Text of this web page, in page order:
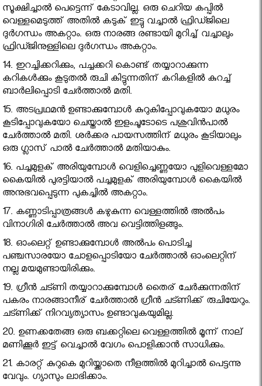
സൂക്ഷിച്ചാല്‍ പെട്ടെന്ന് കേടാവില്ല. ഒരു ചെറിയ കപ്പില്‍
വെള്ളമെടുത്ത് അതില്‍ കടുക് ഇട്ടു വച്ചാല്‍ ഫ്രിഡ്ജിലെ
ദുര്‍ഗന്ധം അകറ്റാം. ഒരു നാരങ്ങ രണ്ടായി മുറിച്ച് വച്ചാലും
ഫ്രിഡ്ജിനുള്ളിലെ ദുര്‍ഗന്ധം അകറ്റാം.
14. ഇറച്ചിക്കറിക്കും, പച്ചക്കറി കൊണ്ട് തയ്യാറാക്കുന്ന
കറികള്‍ക്കും കൂടുതല്‍ രുചി കിട്ടുന്നതിന് കറികളില്‍ കുറച്ച്
ബാര്‍ലിപ്പൊടി ചേര്‍ത്താല്‍ മതി.
15. അടപ്രഥമന്‍ ഉണ്ടാക്കുമ്പോള്‍ കുറുകിപ്പോവുകയോ മധുരം
കൂടിപ്പോവുകയോ ചെയ്താല്‍ ഇളംചൂടോടെ പശുവിന്‍പാല്‍
ചേര്‍ത്താല്‍ മതി. ശര്‍ക്കര പായസത്തിന് മധുരം കൂടിയാലും
ഒരു ഗ്ലാസ് പാല്‍ ചേര്‍ത്താല്‍ മതിയാകും.
16. പച്ചമുളക് അരിയുമ്പോള്‍ വെളിച്ചെണ്ണയോ പുളിവെള്ളമോ
കൈയില്‍ പുരട്ടിയാല്‍ പച്ചമുളക് അരിയുമ്പോള്‍ കൈയില്‍
അനുഭവപ്പെടുന്ന പുകച്ചില്‍ അകറ്റാം.
17. കണ്ണാടിപ്പാത്രങ്ങള്‍ കഴുകുന്ന വെള്ളത്തില്‍ അല്‍പം
വിനാഗിരി ചേര്‍ത്താല്‍ അവ വെട്ടിത്തിളങ്ങും.
18. ഓംലെറ്റ് ഉണ്ടാക്കുമ്പോള്‍ അല്‍പം പൊടിച്ച
പഞ്ചസാരയോ ചോളപ്പൊടിയോ ചേര്‍ത്താല്‍ ഓംലെറ്റിന്
നല്ല മയമുണ്ടായിരിക്കും.
19. ഗ്രീന്‍ ചട്ണി തയ്യാറാക്കുമ്പോള്‍ തൈര് ചേര്‍ക്കുന്നതിന്
പകരം നാരങ്ങാനീര് ചേര്‍ത്താല്‍ ഗ്രീന്‍ ചട്ണിക്ക് രുചിയേറും.
ചട്ണിക്ക് നിറവ്യത്യാസം ഉണ്ടാവുകയുമില്ല.
20. ഉണക്കതേങ്ങ ഒരു ബക്കറ്റിലെ വെള്ളത്തില്‍ മൂന്ന് നാല്
മണിക്കൂര്‍ ഇട്ട് വെച്ചാല്‍ വേഗം പൊളിക്കാന്‍ സാധിക്കും.
21. കാരറ്റ് കുറുകെ മുറിയ്ക്കാതെ നീളത്തില്‍ മുറിച്ചാല്‍ പെട്ടന്നു
വേവും. ഗ്യാസും ലാഭിക്കാം.